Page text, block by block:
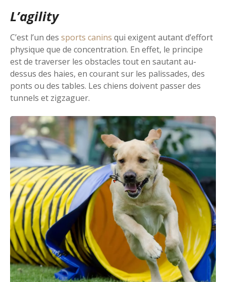
L’agility
C’est l’un des sports canins qui exigent autant d’effort
physique que de concentration. En effet, le principe
est de traverser les obstacles tout en sautant au-
dessus des haies, en courant sur les palissades, des
ponts ou des tables. Les chiens doivent passer des
tunnels et zigzaguer.